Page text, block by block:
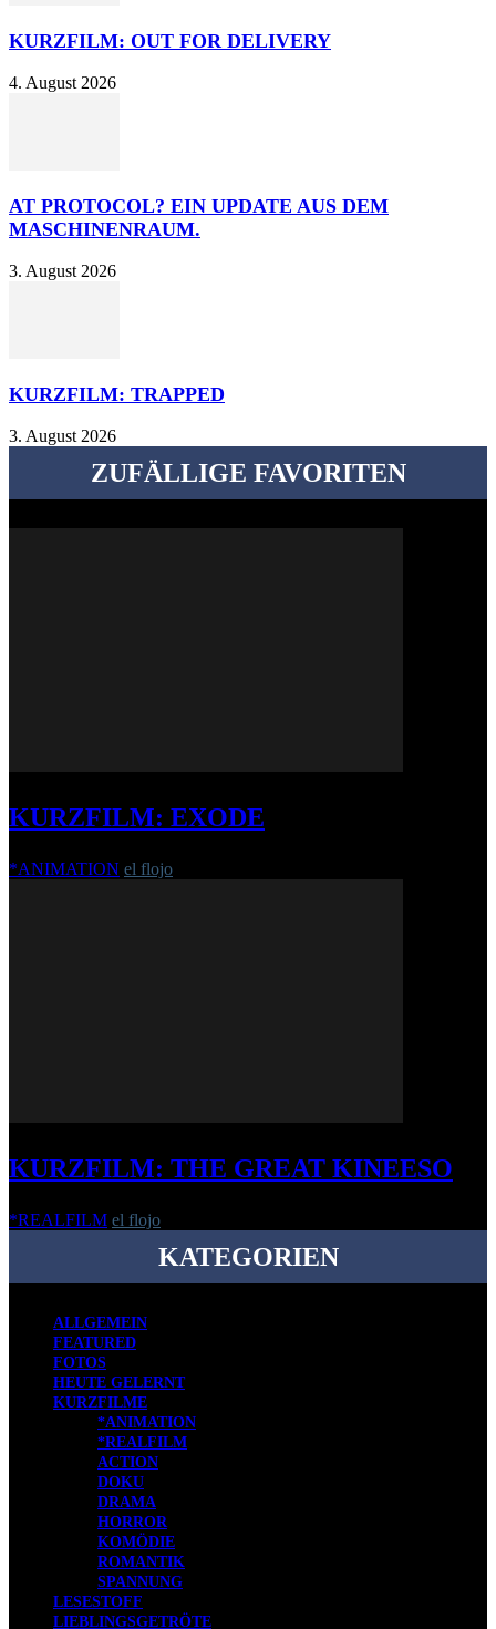
KURZFILM: OUT FOR DELIVERY
4. August 2026
AT PROTOCOL? EIN UPDATE AUS DEM
MASCHINENRAUM.
3. August 2026
KURZFILM: TRAPPED
3. August 2026
ZUFÄLLIGE FAVORITEN
KURZFILM: EXODE
*ANIMATION el flojo
KURZFILM: THE GREAT KINEESO
*REALFILM el flojo
KATEGORIEN
ALLGEMEIN
FEATURED
FOTOS
HEUTE GELERNT
KURZFILME
*ANIMATION
*REALFILM
ACTION
DOKU
DRAMA
HORROR
KOMÖDIE
ROMANTIK
SPANNUNG
LESESTOFF
LIEBLINGSGETRÖTE